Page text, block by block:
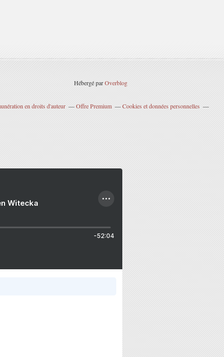
Hébergé parOverblog
en droits d'auteur Offre Premium
Cookies et données personnelles
Witecka
-52:04